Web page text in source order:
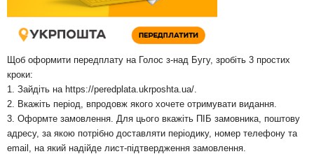
Щоб оформити передплату на Голос з-над Бугу, зробіть 3 простих
кроки:
1. Зайдіть на https://peredplata.ukrposhta.ua/
2. Вкажіть період, впродовж якого хочете отримувати видання.
3. Оформте замовлення. Для цього вкажіть ПІБ замовника, поштову
адресу, за якою потрібно доставляти періодику, номер телефону та
email, на який надійде лист-підтвердження замовлення.